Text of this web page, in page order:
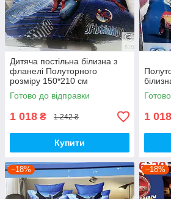
Дитяча постільна білизна з
фланелі Полуторного
розміру 150*210 см
Готово до відправки
1 018 ₴ 1 242 ₴
Купити
1 018
–18% –18%